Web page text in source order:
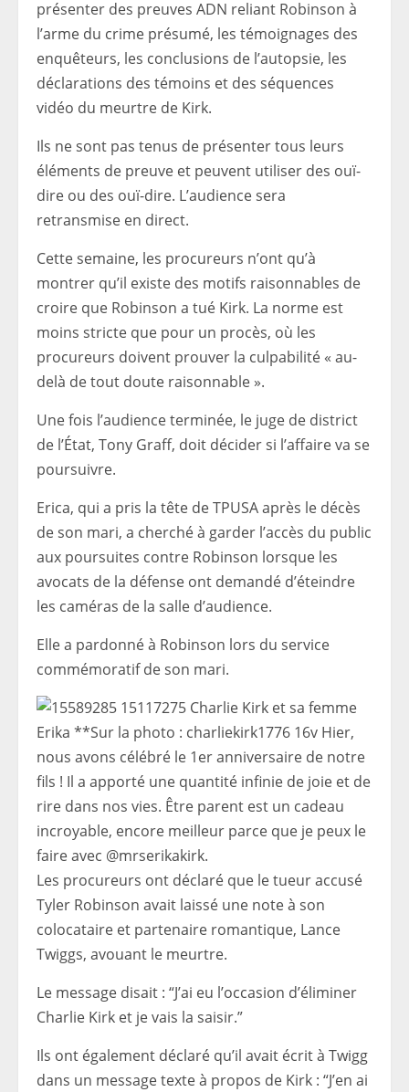
présenter des preuves ADN reliant Robinson à
l’arme du crime présumé, les témoignages des
enquêteurs, les conclusions de l’autopsie, les
déclarations des témoins et des séquences
vidéo du meurtre de Kirk.
Ils ne sont pas tenus de présenter tous leurs
éléments de preuve et peuvent utiliser des ouï-
dire ou des ouï-dire. L’audience sera
retransmise en direct.
Cette semaine, les procureurs n’ont qu’à
montrer qu’il existe des motifs raisonnables de
croire que Robinson a tué Kirk. La norme est
moins stricte que pour un procès, où les
procureurs doivent prouver la culpabilité « au-
delà de tout doute raisonnable ».
Une fois l’audience terminée, le juge de district
de l’État, Tony Graff, doit décider si l’affaire va se
poursuivre.
Erica, qui a pris la tête de TPUSA après le décès
de son mari, a cherché à garder l’accès du public
aux poursuites contre Robinson lorsque les
avocats de la défense ont demandé d’éteindre
les caméras de la salle d’audience.
Elle a pardonné à Robinson lors du service
commémoratif de son mari.
Les procureurs ont déclaré que le tueur accusé
Tyler Robinson avait laissé une note à son
colocataire et partenaire romantique, Lance
Twiggs, avouant le meurtre.
Le message disait : “J’ai eu l’occasion d’éliminer
Charlie Kirk et je vais la saisir.”
Ils ont également déclaré qu’il avait écrit à Twigg
dans un message texte à propos de Kirk : “J’en ai